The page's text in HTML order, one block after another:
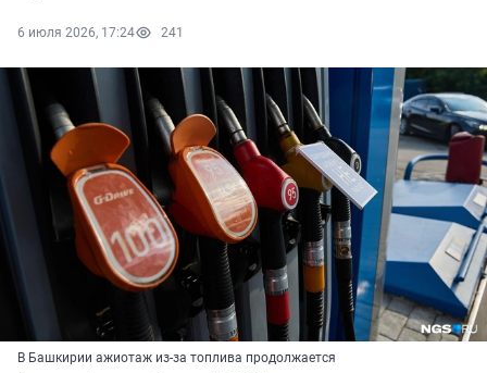
6 июля 2026, 17:24 241
В Башкирии ажиотаж из-за топлива продолжается